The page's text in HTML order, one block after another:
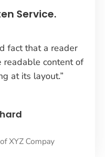
Service.
fact that a reader
content of
at its layout.”
XYZ Compay